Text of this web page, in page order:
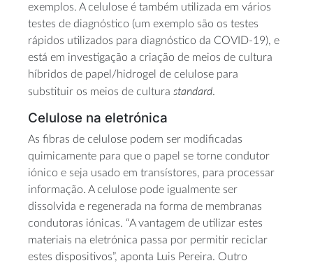
exemplos. A celulose é também utilizada em vários
testes de diagnóstico (um exemplo são os testes
rápidos utilizados para diagnóstico da COVID-19), e
está em investigação a criação de meios de cultura
híbridos de papel/hidrogel de celulose para
substituir os meios de cultura standard.
Celulose na eletrónica
As fibras de celulose podem ser modificadas
quimicamente para que o papel se torne condutor
iónico e seja usado em transístores, para processar
informação. A celulose pode igualmente ser
dissolvida e regenerada na forma de membranas
condutoras iónicas. “A vantagem de utilizar estes
materiais na eletrónica passa por permitir reciclar
estes dispositivos”, aponta Luis Pereira. Outro